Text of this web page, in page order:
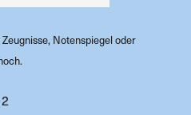
Notenspiegel oder